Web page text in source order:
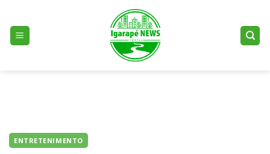
content
ENTRETENIMENTO